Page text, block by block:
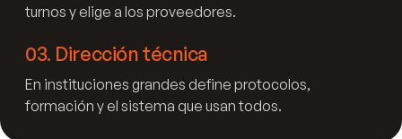
turnos y elige a los proveedores.
03. Dirección técnica
En instituciones grandes define protocolos,
formación y el sistema que usan todos.